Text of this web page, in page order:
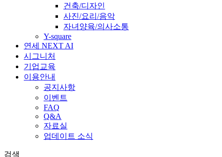
건축/디자인
사진/요리/음악
자녀양육/의사소통
Y-square
연세 NEXT AI
시그니처
기업교육
이용안내
공지사항
이벤트
FAQ
Q&A
자료실
업데이트 소식
검색